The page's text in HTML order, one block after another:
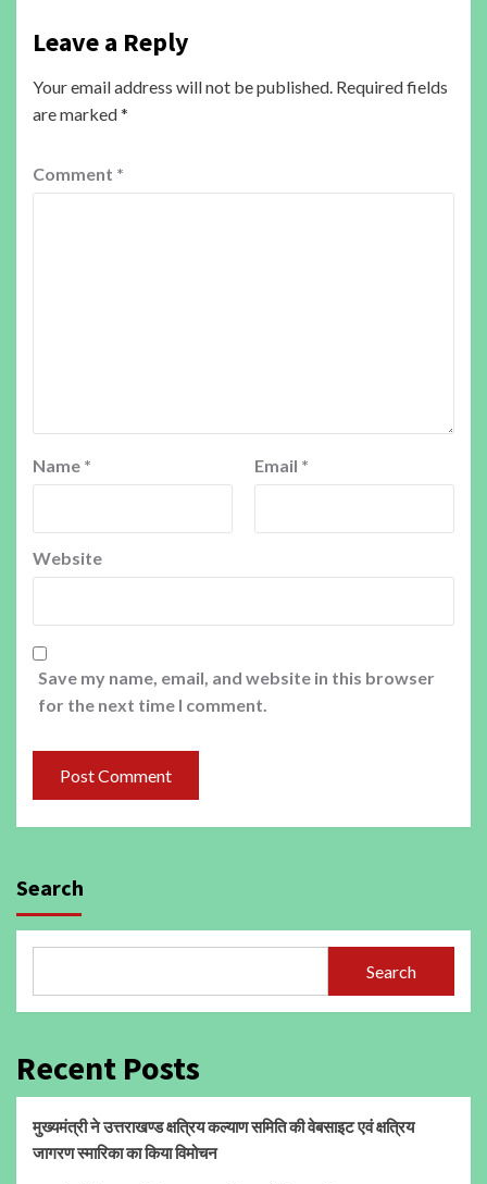
Leave a Reply
Your email address will not be published. Required fields
are marked*
Comment *
Name * Email *
Website
Save my name, email, and website in this browser
for the next time I comment.
Search
Search
Recent Posts
मुख्यमंत्री ने उत्तराखण्ड क्षत्रिय कल्याण समिति की वेबसाइट एवं क्षत्रिय
जागरण स्मारिका का किया विमोचन